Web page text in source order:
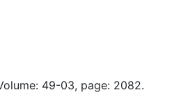
49-03, page: 2082.